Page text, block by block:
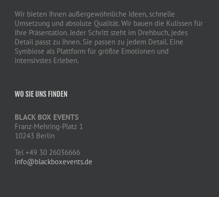
Wir bieten Ihnen außergewöhnliche Ideen, schnelle
Umsetzung und absolute Qualität. Wir bauen die Kulissen für
Ihre Präsentation. Jeder Schritt steht im Drehbuch, jedes
Detail passt zu Ihnen. Sie passen zu jedem Detail. Eine
Symbiose als Plattform für größte Emotionen und
intensivstes Erleben.
WO SIE UNS FINDEN
BLACK BOX EVENTS
Franz-Mehring-Platz 1
10243 Berlin
Tel +49 30 26036666
info@blackboxevents.de